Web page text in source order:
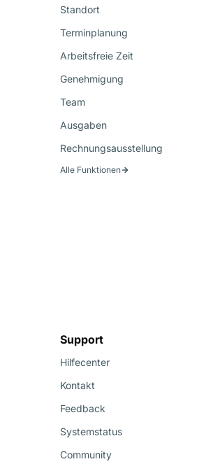
Standort
Terminplanung
Arbeitsfreie Zeit
Genehmigung
Team
Ausgaben
Rechnungsausstellung
Alle Funktionen
Support
Hilfecenter
Kontakt
Feedback
Systemstatus
Community